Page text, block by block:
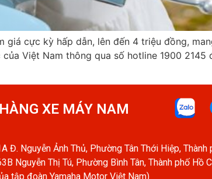
cực kỳ hấp dẫn, lên đến 4 triệu đồng,
Việt Nam thông qua số hotline 1900 2145
XE MÁY NAM
Đ. Nguyễn Ảnh Thủ, Phường Tân Thới Hiệp,
Nguyễn Thị Tú, Phường Bình Tân, Thành phố Hồ
tập đoàn Yamaha Motor Việt Nam)